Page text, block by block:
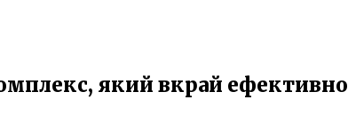
який вкрай ефективно